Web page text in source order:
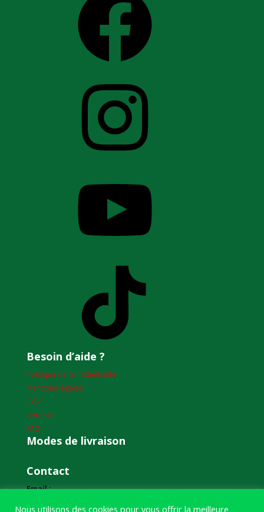
Besoin d’aide ?
Politique de confidentialité
Mentions légales
CGV
Livraison
FAQ
Modes de livraison
Contact
Email :
Nous utilisons des cookies pour vous offrir la meilleure